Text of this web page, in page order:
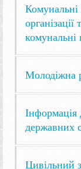
комунальні
Молодіжна
державних
Цивільний